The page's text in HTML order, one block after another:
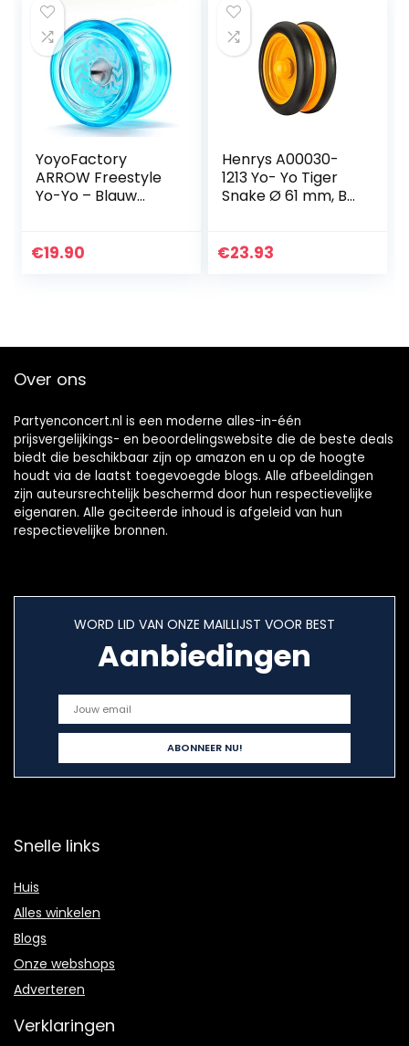
YoyoFactory
ARROW Freestyle
Yo-Yo – Blauw
€19.90
Henrys A00030-
1213 Yo- Yo Tiger
Snake Ø 61 mm, B
(gesorteerde
€23.93
Over ons
Partyenconcert.nl is een moderne alles-in-één
prijsvergelijkings- en beoordelingswebsite die de beste deals
biedt die beschikbaar zijn op amazon en u op de hoogte
houdt via de laatst toegevoegde blogs. Alle afbeeldingen
zijn auteursrechtelijk beschermd door hun respectievelijke
eigenaren. Alle geciteerde inhoud is afgeleid van hun
respectievelijke bronnen.
WORD LID VAN ONZE MAILLIJST VOOR BEST
Aanbiedingen
Snelle links
Huis
Alles winkelen
Blogs
Onze webshops
Adverteren
Verklaringen